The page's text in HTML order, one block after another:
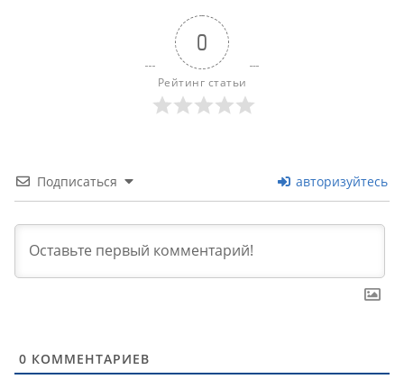
0
Рейтинг статьи
Подписаться авторизуйтесь
0 КОММЕНТАРИЕВ